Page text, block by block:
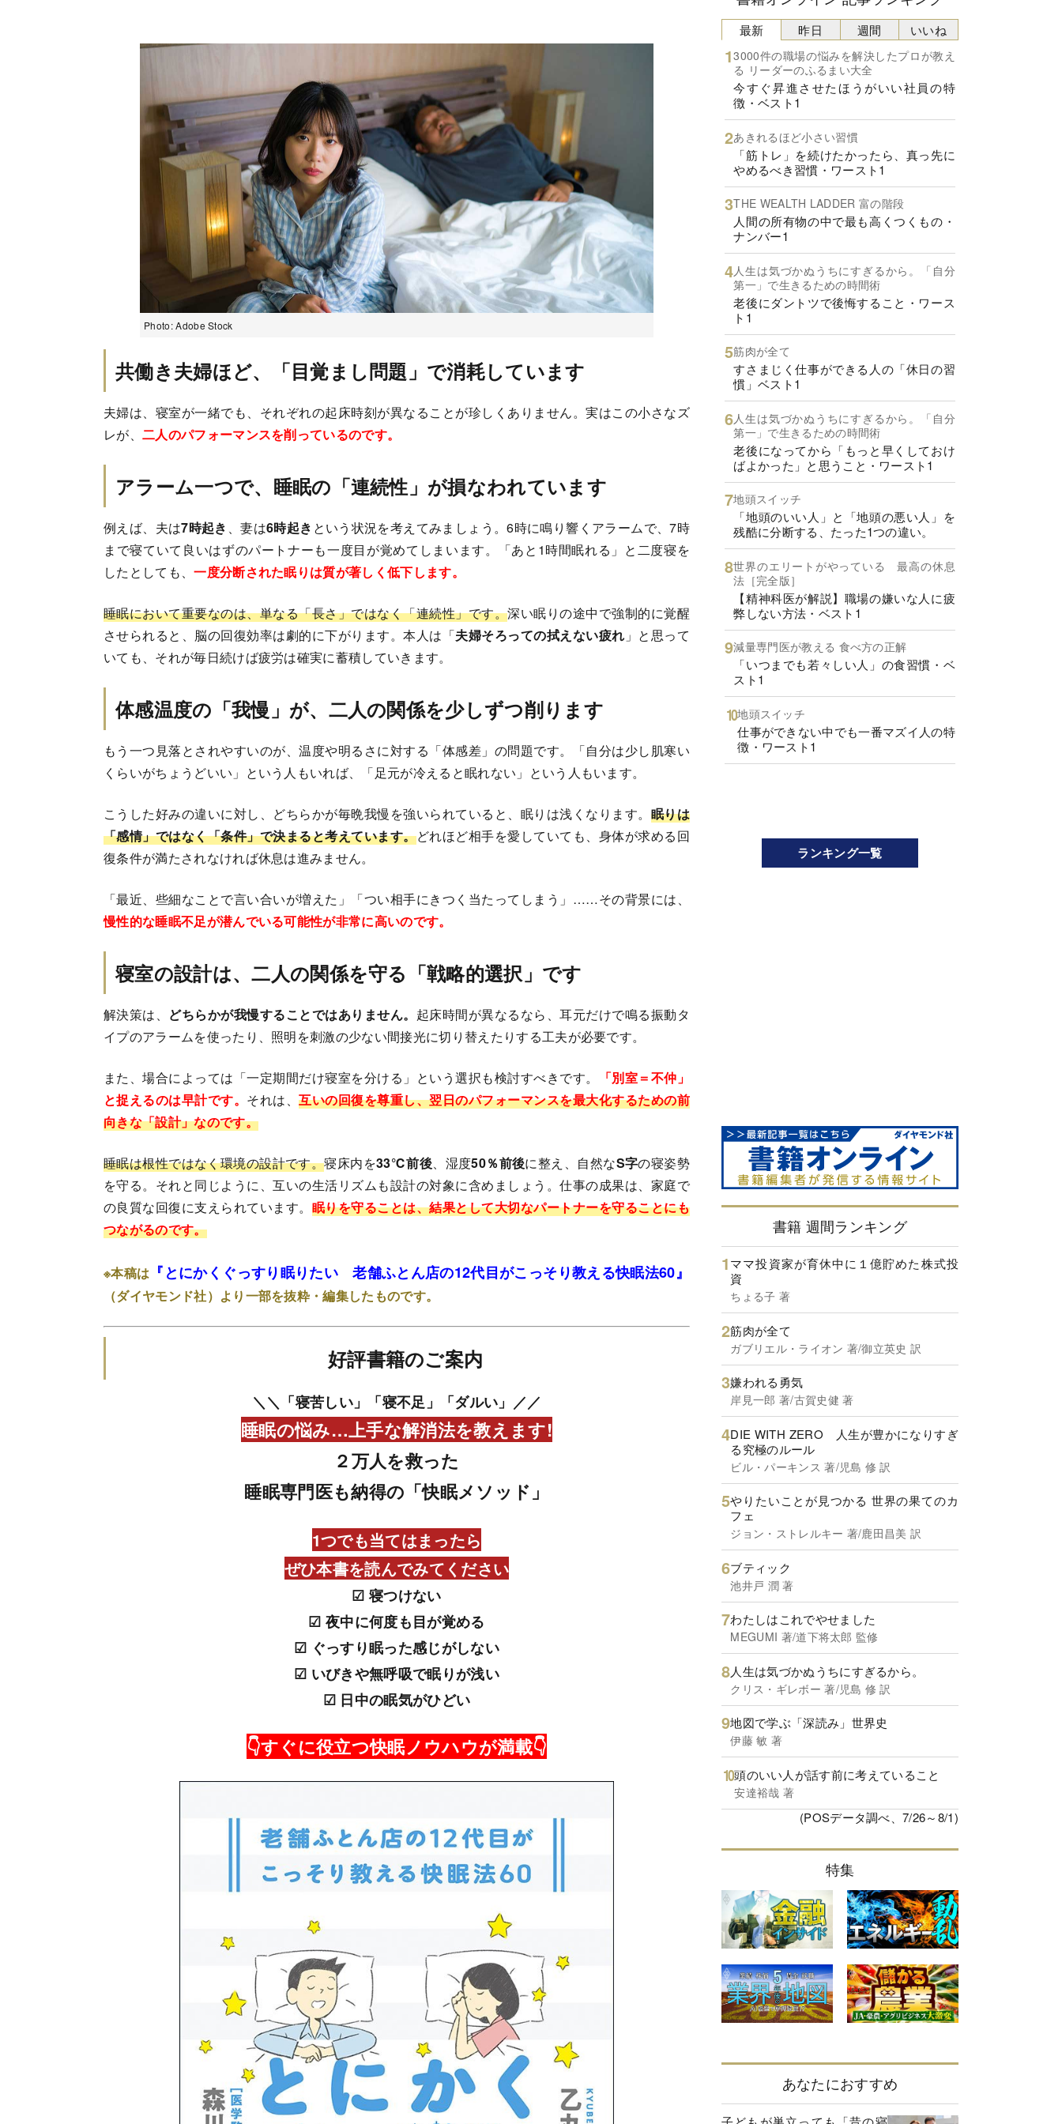
Photo: Adobe Stock
共働き夫婦ほど、「目覚まし問題」で消耗しています
夫婦は、寝室が一緒でも、それぞれの起床時刻が異なることが珍しくありません。実はこの小さなズ
レが、 二人のパフォーマンスを削っているのです。
アラーム一つで、睡眠の「連続性」が損なわれています
例えば、夫は7時起き 、妻は6時起き という状況を考えてみましょう。6時に鳴り響くアラームで、7時
まで寝ていて良いはずのパートナーも一度目が覚めてしまいます。「あと1時間眠れる」と二度寝を
したとしても、一度分断された眠りは質が著しく低下します。
睡眠において重要なのは、単なる「長さ」ではなく「連続性」です。深い眠りの途中で強制的に覚醒
させられると、脳の回復効率は劇的に下がります。本人は「夫婦そろっての拭えない疲れ 」と思って
いても、それが毎日続けば疲労は確実に蓄積していきます。
体感温度の「我慢」が、二人の関係を少しずつ削ります
もう一つ見落とされやすいのが、温度や明るさに対する「体感差」の問題です。「自分は少し肌寒い
くらいがちょうどいい」という人もいれば、「足元が冷えると眠れない」という人もいます。
こうした好みの違いに対し、どちらかが毎晩我慢を強いられていると、眠りは浅くなります。 眠りは
「感情」ではなく「条件」で決まると考えています。どれほど相手を愛していても、身体が求める回
復条件が満たされなければ休息は進みません。
「最近、些細なことで言い合いが増えた」「つい相手にきつく当たってしまう」……その背景には、
慢性的な睡眠不足が潜んでいる可能性が非常に高いのです。
寝室の設計は、二人の関係を守る「戦略的選択」です
解決策は、 どちらかが我慢することではありません。 起床時間が異なるなら、耳元だけで鳴る振動タ
イプのアラームを使ったり、照明を刺激の少ない間接光に切り替えたりする工夫が必要です。
また、場合によっては「一定期間だけ寝室を分ける」という選択も検討すべきです。
「別室＝不仲」
と捉えるのは早計です。 それは、互いの回復を尊重し、翌日のパフォーマンスを最大化するための前
向きな「設計」なのです。
睡眠は根性ではなく環境の設計です。寝床内を33℃前後、湿度50％前後に整え、自然なS字の寝姿勢
を守る。それと同じように、互いの生活リズムも設計の対象に含めましょう。仕事の成果は、家庭で
の良質な回復に支えられています。 眠りを守ることは、結果として大切なパートナーを守ることにも
つながるのです。
※本稿は 『とにかくぐっすり眠りたい 老舗ふとん店の12代目がこっそり教える快眠法60』
（ダイヤモンド社）より一部を抜粋・編集したものです。
好評書籍のご案内
＼＼「寝苦しい」「寝不足」「ダルい」／／
睡眠の悩み…上手な解消法を教えます!
２万人を救った
睡眠専門医も納得の「快眠メソッド」
1つでも当てはまったら
ぜひ本書を読んでみてください
☑ 寝つけない
☑ 夜中に何度も目が覚める
☑ ぐっすり眠った感じがしない
☑ いびきや無呼吸で眠りが浅い
☑ 日中の眠気がひどい
👇すぐに役立つ快眠ノウハウが満載👇
最新
3000件の職場の悩みを解決したプロが教え
る リーダーのふるまい大全
今すぐ昇進させたほうがいい社員の特
徴・ベスト1
あきれるほど小さい習慣
「筋トレ」を続けたかったら、真っ先に
やめるべき習慣・ワースト1
THE WEALTH LADDER 富の階段
人間の所有物の中で最も高くつくもの・
ナンバー1
人生は気づかぬうちにすぎるから。「自分
第一」で生きるための時間術
老後にダントツで後悔すること・ワース
ト1
筋肉が全て
すさまじく仕事ができる人の「休日の習
慣」ベスト1
人生は気づかぬうちにすぎるから。「自分
第一」で生きるための時間術
老後になってから「もっと早くしておけ
ばよかった」と思うこと・ワースト1
地頭スイッチ
「地頭のいい人」と「地頭の悪い人」を
残酷に分断する、たった1つの違い。
世界のエリートがやっている 最高の休息
法［完全版］
【精神科医が解説】職場の嫌いな人に疲
弊しない方法・ベスト1
減量専門医が教える 食べ方の正解
「いつまでも若々しい人」の食習慣・ベ
スト1
地頭スイッチ
仕事ができない中でも一番マズイ人の特
徴・ワースト1
昨日 週間 いいね
ランキング一覧
書籍 週間ランキング
ママ投資家が育休中に１億貯めた株式投
資
ちょる子 著
筋肉が全て
ガブリエル・ライオン 著/御立英史 訳
嫌われる勇気
岸見一郎 著/古賀史健 著
DIE WITH ZERO 人生が豊かになりすぎ
る究極のルール
ビル・パーキンス 著/児島 修 訳
やりたいことが見つかる 世界の果てのカ
フェ
ジョン・ストレルキー 著/鹿田昌美 訳
ブティック
池井戸 潤 著
わたしはこれでやせました
MEGUMI 著/道下将太郎 監修
人生は気づかぬうちにすぎるから。
クリス・ギレボー 著/児島 修 訳
地図で学ぶ「深読み」世界史
伊藤 敏 著
頭のいい人が話す前に考えていること
安達裕哉 著
(POSデータ調べ、7/26～8/1)
特集
あなたにおすすめ